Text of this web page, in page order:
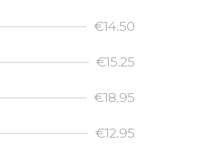
€14.50
€15.25
€18.95
€12.95